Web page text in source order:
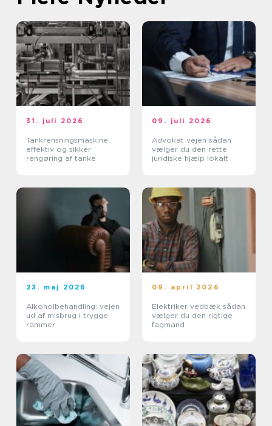
31. juli 2026
Tankrensningsmaskine:
effektiv og sikker
rengøring af tanke
09. juli 2026
Advokat vejen sådan
vælger du den rette
juridiske hjælp lokalt
23. maj 2026
Alkoholbehandling: vejen
ud af misbrug i trygge
rammer
09. april 2026
Elektriker vedbæk sådan
vælger du den rigtige
fagmand